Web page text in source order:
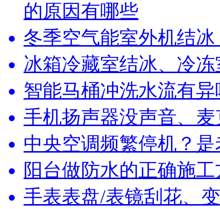
的原因有哪些
冬季空气能室外机结
冰箱冷藏室结冰、冷
智能马桶冲洗水流有
手机扬声器没声音、
中央空调频繁停机？
阳台做防水的正确施
手表表盘/表镜刮花、